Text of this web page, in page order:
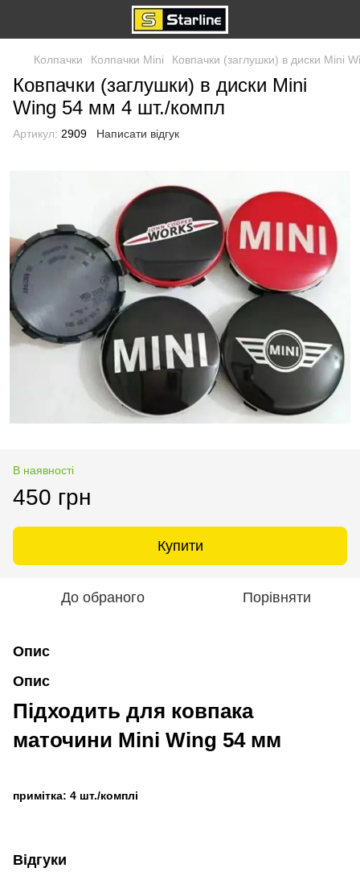
Колпачки Колпачки Mini Ковпачки (заглушки) в диски Mini
Ковпачки (заглушки) в диски Mini
Wing 54 мм 4 шт./компл
Артикул: 2909 Написати відгук
В наявності
450 грн
Купити
До обраного Порівняти
Опис
Опис
Підходить для ковпака
маточини Mini Wing 54 мм
примітка: 4 шт./комплі
Відгуки